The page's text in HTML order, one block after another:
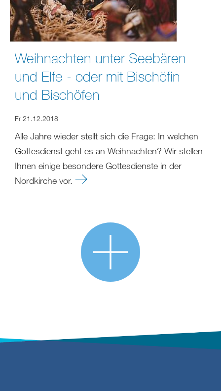
Weihnachten unter Seebären
und Elfe - oder mit Bischöfin
und Bischöfen
Fr 21.12.2018
Alle Jahre wieder stellt sich die Frage: In welchen
Gottesdienst geht es an Weihnachten? Wir stellen
Ihnen einige besondere Gottesdienste in der
Nordkirche vor.